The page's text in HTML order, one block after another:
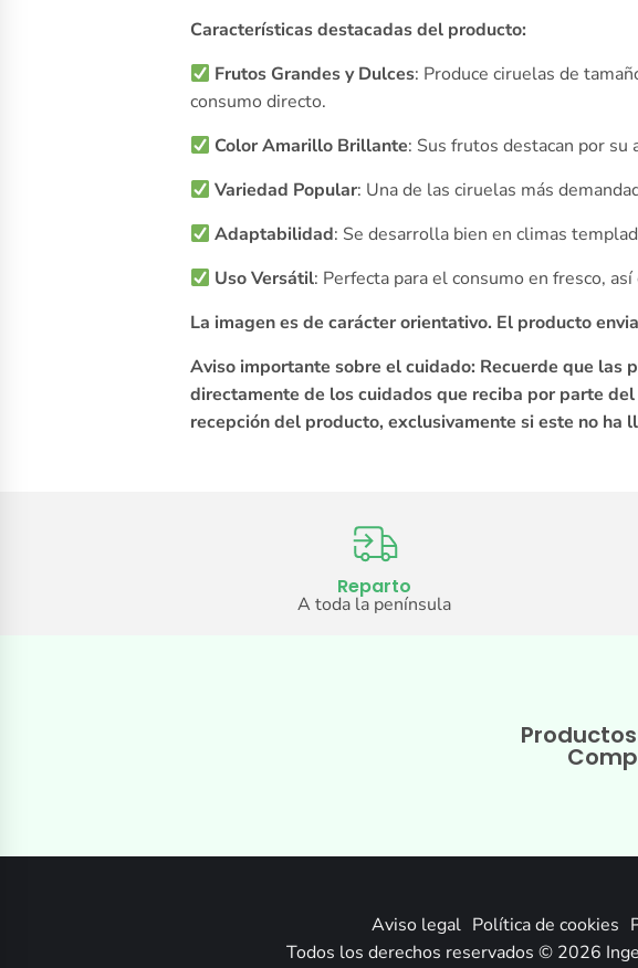
Características destacadas del producto:
Frutos Grandes y Dulces: Produce ciruelas de
consumo directo.
Color Amarillo Brillante: Sus frutos destacan por
Variedad Popular: Una de las ciruelas más
Adaptabilidad: Se desarrolla bien en climas
Uso Versátil: Perfecta para el consumo en fresco,
La imagen es de carácter orientativo. El producto
Aviso importante sobre el cuidado: Recuerde que las
directamente de los cuidados que reciba por parte
recepción del producto, exclusivamente si este no ha
Reparto
A toda la península
Aviso legal Política de cookies
Todos los derechos reservados © 2026